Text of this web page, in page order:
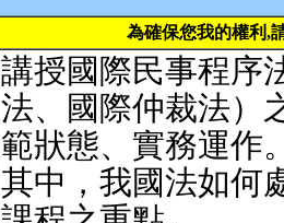
為確保您我的權利,
講授國際民事程序
法、國際仲裁法）
範狀態、實務運作
其中，我國法如何